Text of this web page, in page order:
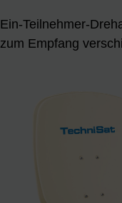
Ein-Teilnehmer-
zum Empfang